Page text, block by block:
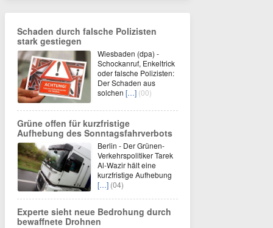
Schaden durch falsche Polizisten
stark gestiegen
Wiesbaden (dpa) -
Schockanruf, Enkeltrick
oder falsche Polizisten:
Der Schaden aus
solchen […] (00)
Grüne offen für kurzfristige
Aufhebung des Sonntagsfahrverbots
Berlin - Der Grünen-
Verkehrspolitiker Tarek
Al-Wazir hält eine
kurzfristige Aufhebung
[…] (04)
Experte sieht neue Bedrohung durch
bewaffnete Drohnen